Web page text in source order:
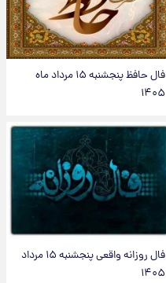
فال حافظ پنجشنبه ۱۵ مرداد ماه
۱۴۰۵
فال روزانه واقعی پنجشنبه ۱۵ مرداد
۱۴۰۵